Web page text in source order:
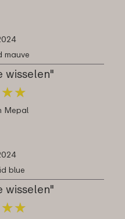
mauve
wisselen"
★★
★★
Mepal
blue
wisselen"
★★
★★